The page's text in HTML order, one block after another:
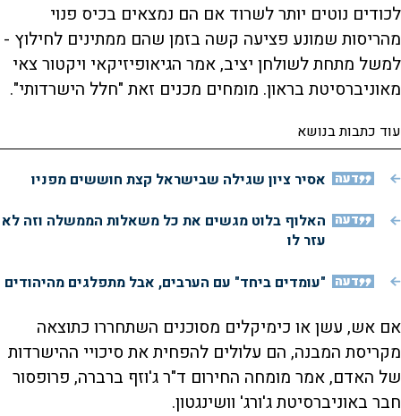
לכודים נוטים יותר לשרוד אם הם נמצאים בכיס פנוי
מהריסות שמונע פציעה קשה בזמן שהם ממתינים לחילוץ -
למשל מתחת לשולחן יציב, אמר הגיאופיזיקאי ויקטור צאי
מאוניברסיטת בראון. מומחים מכנים זאת "חלל הישרדותי".
עוד כתבות בנושא
דעה אסיר ציון שגילה שבישראל קצת חוששים מפניו
דעה האלוף בלוט מגשים את כל משאלות הממשלה וזה לא
עזר לו
דעה "עומדים ביחד" עם הערבים, אבל מתפלגים מהיהודים
אם אש, עשן או כימיקלים מסוכנים השתחררו כתוצאה
מקריסת המבנה, הם עלולים להפחית את סיכויי ההישרדות
של האדם, אמר מומחה החירום ד"ר ג'וזף ברברה, פרופסור
חבר באוניברסיטת ג'ורג' וושינגטון.